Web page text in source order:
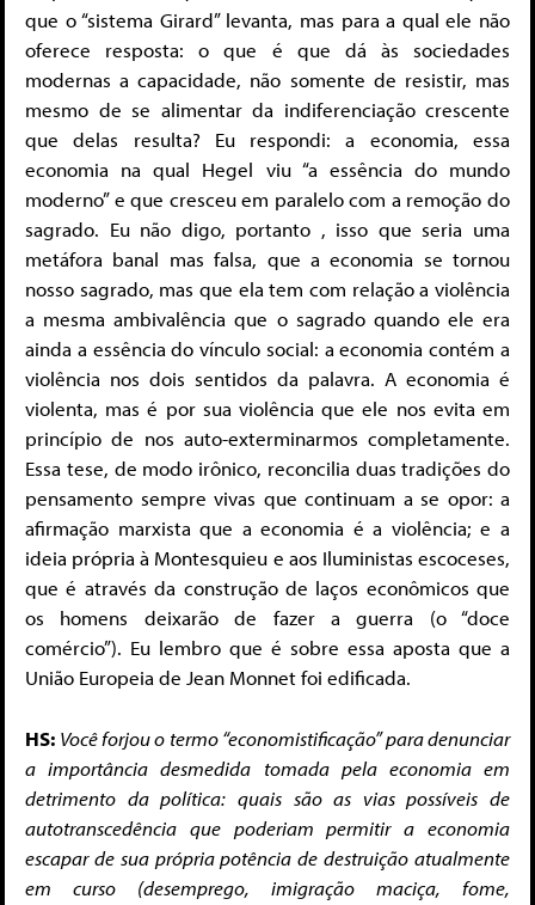
que o “sistema Girard” levanta, mas para a qual ele não
oferece resposta: o que é que dá às sociedades
modernas a capacidade, não somente de resistir, mas
mesmo de se alimentar da indiferenciação crescente
que delas resulta? Eu respondi: a economia, essa
economia na qual Hegel viu “a essência do mundo
moderno” e que cresceu em paralelo com a remoção do
sagrado. Eu não digo, portanto , isso que seria uma
metáfora banal mas falsa, que a economia se tornou
nosso sagrado, mas que ela tem com relação a violência
a mesma ambivalência que o sagrado quando ele era
ainda a essência do vínculo social: a economia contém a
violência nos dois sentidos da palavra. A economia é
violenta, mas é por sua violência que ele nos evita em
princípio de nos auto-exterminarmos completamente.
Essa tese, de modo irônico, reconcilia duas tradições do
pensamento sempre vivas que continuam a se opor: a
afirmação marxista que a economia é a violência; e a
ideia própria à Montesquieu e aos Iluministas escoceses,
que é através da construção de laços econômicos que
os homens deixarão de fazer a guerra (o “doce
comércio”). Eu lembro que é sobre essa aposta que a
União Europeia de Jean Monnet foi edificada.
HS: Você forjou o termo “economistificação” para denunciar
a importância desmedida tomada pela economia em
detrimento da política: quais são as vias possíveis de
autotranscedência que poderiam permitir a economia
escapar de sua própria potência de destruição atualmente
em curso (desemprego, imigração maciça, fome,